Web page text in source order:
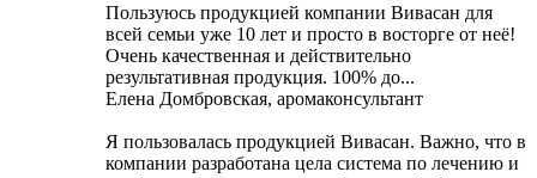
Пользуюсь продукцией компании Вивасан для
всей семьи уже 10 лет и просто в восторге от неё!
Очень качественная и действительно
результативная продукция. 100% до...
Елена Домбровская, аромаконсультант
Я пользовалась продукцией Вивасан. Важно, что в
компании разработана цела система по лечению и